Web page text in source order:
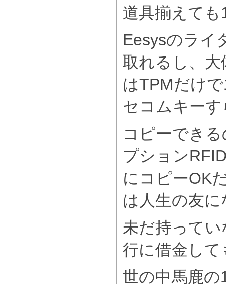
道具揃えて
Eesysのライ
取れるし、
はTPMだけ
セコムキーす
コピーでき
プション
にコピーOK
は人生の友
未だ持って
行に借金し
世の中馬鹿